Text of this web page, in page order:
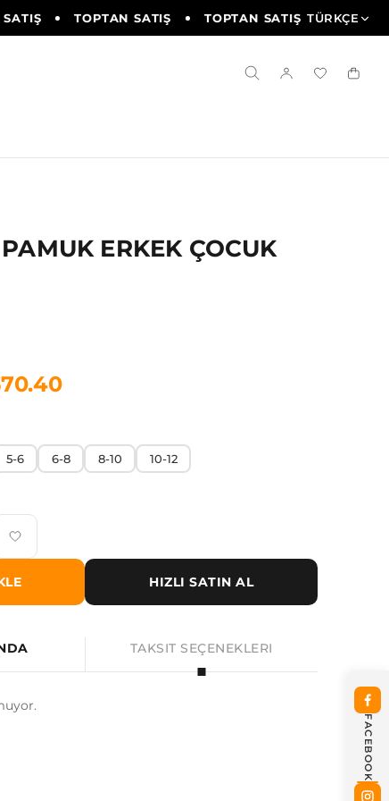
TOPTAN SATIŞ TOPTAN SATIŞ TOPTAN
TÜRKÇE
ERKEK ÇOCUK
5-6 6-8 8-10 10-12
HIZLI SATIN AL
TAKSIT SEÇENEKLERI
FACEBOOK